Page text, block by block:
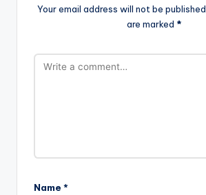
Your email address will not be published.
are marked *
Name *